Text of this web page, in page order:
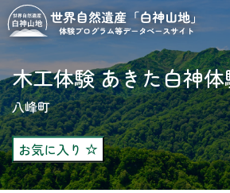
木工体験 あきた白神
八峰町
お気に入り